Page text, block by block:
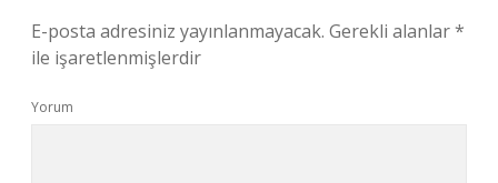
E-posta adresiniz yayınlanmayacak. Gerekli alanlar*
ile işaretlenmişlerdir
Yorum